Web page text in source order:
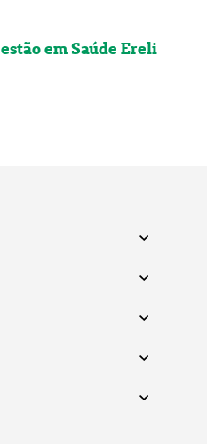
em Saúde Ereli